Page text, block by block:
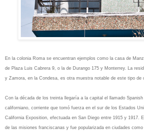
En la colonia Roma se encuentran ejemplos como la casa de
de Plaza Luis Cabrera 9, o la de Durango 175 y Monterrey. La
y Zamora, en la Condesa, es otra muestra notable de este tipo de
Con la década de los treinta llegaría a la capital el llamado
californiano, corriente que tomó fuerza en el sur de los Estados
California Exposition, efectuada en San Diego entre 1915 y 1917.
de las misiones franciscanas y fue popularizada en ciudades